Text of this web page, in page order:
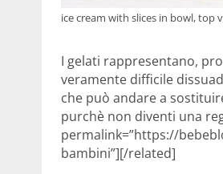
ice cream with slices in bowl, top
I gelati rappresentano,
veramente difficile
che può andare a
purchè non diventi una
permalink=”https://
bambini”][/related]